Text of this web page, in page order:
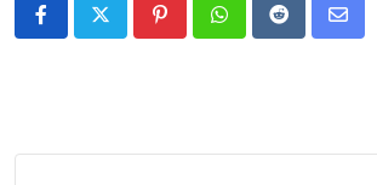
PinterestWhatsappRedditShare